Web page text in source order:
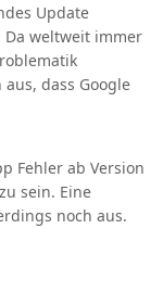
Update
weltweit immer
dass Google
Fehler ab Version
sein. Eine
noch aus.